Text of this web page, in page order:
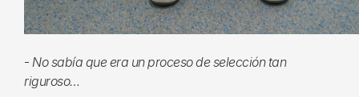
- No sabía que era un proceso de selección tan
riguroso…